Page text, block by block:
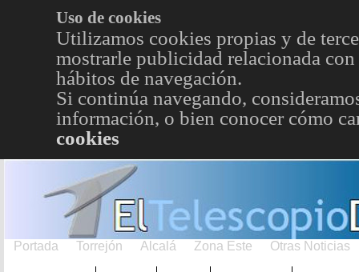
Uso de cookies
Utilizamos cookies propias y de
mostrarle publicidad relacionada
hábitos de navegación.
Si continúa navegando,
información, o bien conocer cómo
cookies
Portada Torrejón Alcalá Zona Este Otras Noticias